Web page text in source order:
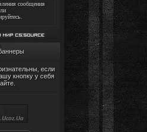
сообщения
.
если
кнопку у себя